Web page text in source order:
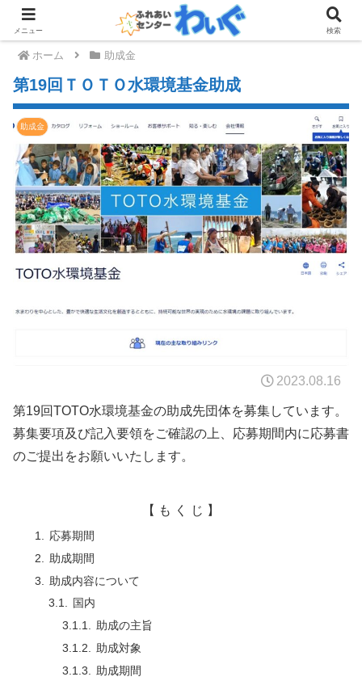
ホーム 助成金
第19回ＴＯＴＯ水環境基金助成
助成金
2023.08.16
第19回TOTO水環境基金の助成先団体を募集しています。
募集要項及び記入要領をご確認の上、応募期間内に応募書
のご提出をお願いいたします。
【 も く じ 】
応募期間
助成期間
助成内容について
国内
助成の主旨
助成対象
助成期間
メニュー 検索